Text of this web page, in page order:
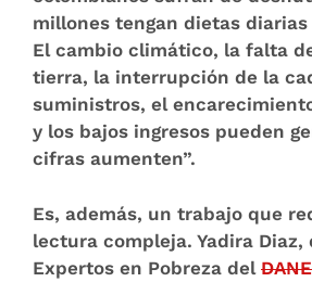
millones tengan dietas
El cambio climático, la falta
tierra, la interrupción de la
suministros, el
y los bajos ingresos pueden
cifras aumenten”.
Es, además, un trabajo que
lectura compleja. Yadira Diaz,
Expertos en Pobreza del DANE